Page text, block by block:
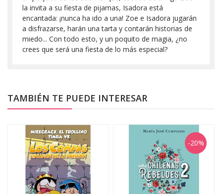
la invita a su fiesta de pijamas, Isadora está
encantada: ¡nunca ha ido a una! Zoe e Isadora jugarán
a disfrazarse, harán una tarta y contarán historias de
miedo... Con todo esto, y un poquito de magia, ¿no
crees que será una fiesta de lo más especial?
TAMBIÉN TE PUEDE INTERESAR
-20%